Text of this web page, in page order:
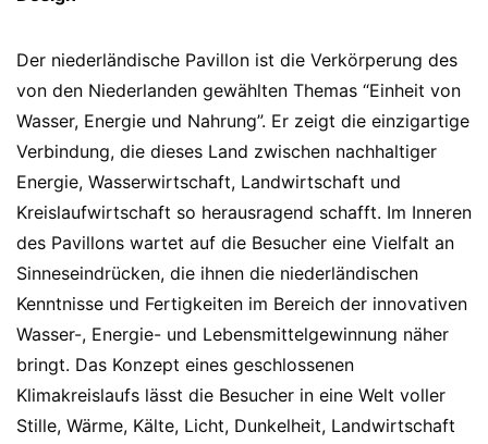
Der niederländische Pavillon ist die Verkörperung des
von den Niederlanden gewählten Themas “Einheit von
Wasser, Energie und Nahrung”. Er zeigt die einzigartige
Verbindung, die dieses Land zwischen nachhaltiger
Energie, Wasserwirtschaft, Landwirtschaft und
Kreislaufwirtschaft so herausragend schafft. Im Inneren
des Pavillons wartet auf die Besucher eine Vielfalt an
Sinneseindrücken, die ihnen die niederländischen
Kenntnisse und Fertigkeiten im Bereich der innovativen
Wasser-, Energie- und Lebensmittelgewinnung näher
bringt. Das Konzept eines geschlossenen
Klimakreislaufs lässt die Besucher in eine Welt voller
Stille, Wärme, Kälte, Licht, Dunkelheit, Landwirtschaft